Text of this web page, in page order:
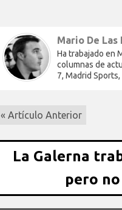
Mario De Las
Ha trabajado en
columnas de
7, Madrid
« Artículo Anterior
La Galerna
pero